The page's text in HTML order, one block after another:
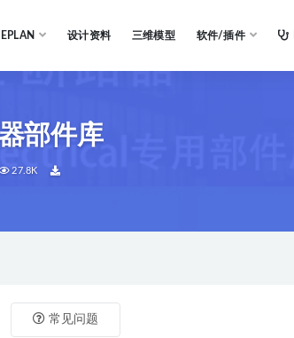
EPLAN 设计资料 三维模型 软件/插件
部件库
27.8K
常见问题